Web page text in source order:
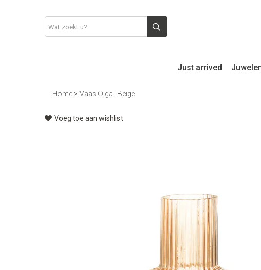
Just arrived
Home > Vaas Olga | Beige
Voeg toe aan wishlist